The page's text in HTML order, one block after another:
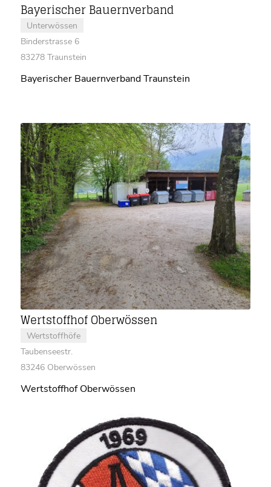
Bayerischer Bauernverband
Unterwössen
Binderstrasse 6
83278 Traunstein
Bayerischer Bauernverband Traunstein
Wertstoffhof Oberwössen
Wertstoffhöfe
Taubenseestr.
83246 Oberwössen
Wertstoffhof Oberwössen